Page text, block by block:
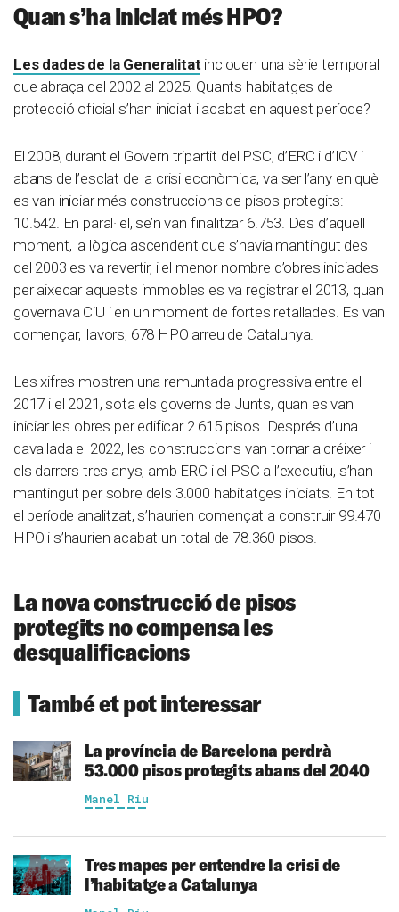
Quan s’ha iniciat més HPO?
Les dades de la Generalitat inclouen una sèrie temporal
que abraça del 2002 al 2025. Quants habitatges de
protecció oficial s’han iniciat i acabat en aquest període?
El 2008, durant el Govern tripartit del PSC, d’ERC i d’ICV i
abans de l’esclat de la crisi econòmica, va ser l’any en què
es van iniciar més construccions de pisos protegits:
10.542. En paral·lel, se’n van finalitzar 6.753. Des d’aquell
moment, la lògica ascendent que s’havia mantingut des
del 2003 es va revertir, i el menor nombre d’obres iniciades
per aixecar aquests immobles es va registrar el 2013, quan
governava CiU i en un moment de fortes retallades. Es van
començar, llavors, 678 HPO arreu de Catalunya.
Les xifres mostren una remuntada progressiva entre el
2017 i el 2021, sota els governs de Junts, quan es van
iniciar les obres per edificar 2.615 pisos. Després d’una
davallada el 2022, les construccions van tornar a créixer i
els darrers tres anys, amb ERC i el PSC a l’executiu, s’han
mantingut per sobre dels 3.000 habitatges iniciats. En tot
el període analitzat, s’haurien començat a construir 99.470
HPO i s’haurien acabat un total de 78.360 pisos.
La nova construcció de pisos
protegits no compensa les
desqualificacions
També et pot interessar
La província de Barcelona perdrà
53.000 pisos protegits abans del 2040
Manel Riu
Tres mapes per entendre la crisi de
l’habitatge a Catalunya